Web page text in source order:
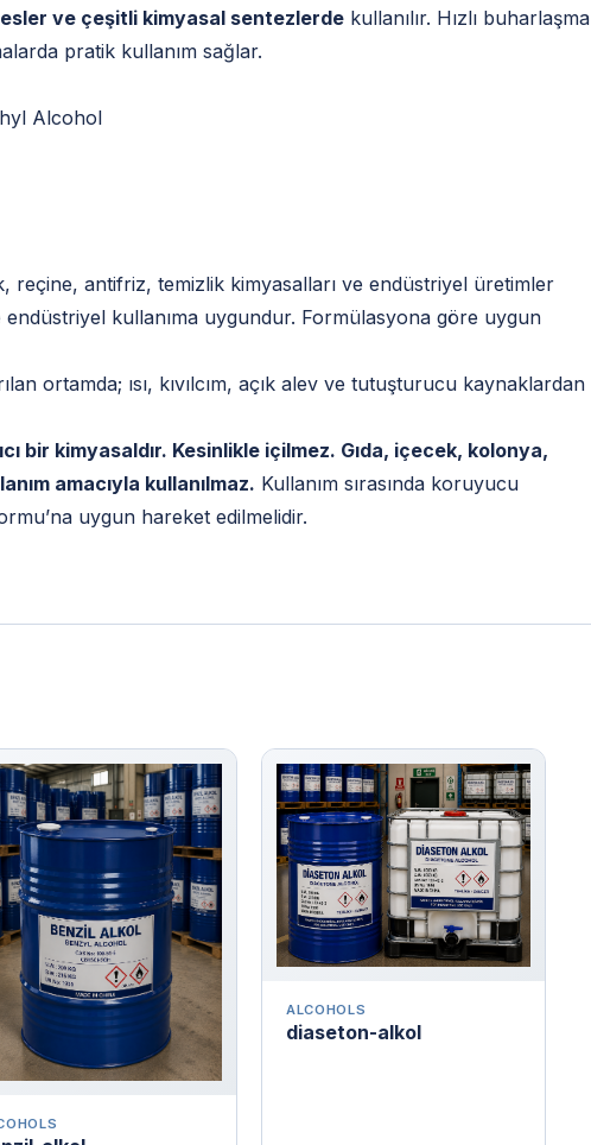
ve çeşitli kimyasal sentezlerde kullanılır. Hızlı buharlaşma
pratik kullanım sağlar.
Alcohol
reçine, antifriz, temizlik kimyasalları ve endüstriyel üretimler
kullanıma uygundur. Formülasyona göre uygun
ortamda; ısı, kıvılcım, açık alev ve tutuşturucu kaynaklardan
bir kimyasaldır. Kesinlikle içilmez. Gıda, içecek, kolonya,
amacıyla kullanılmaz. Kullanım sırasında koruyucu
uygun hareket edilmelidir.
ALCOHOLS
diaseton-alkol